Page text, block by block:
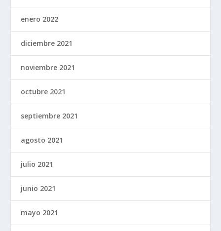
enero 2022
diciembre 2021
noviembre 2021
octubre 2021
septiembre 2021
agosto 2021
julio 2021
junio 2021
mayo 2021